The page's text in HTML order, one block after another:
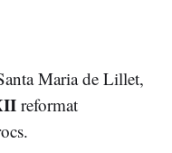
Maria de Lillet,
reformat